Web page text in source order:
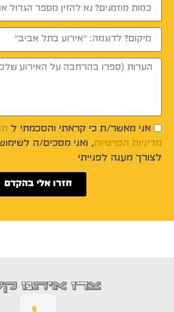
אני מאשר/ת כי קראתי והסכמתי ל
מדיניות הפרטיות, ואני מסכים/ה
לצורך מענה לפנייתי
חזרו אלי בהקדם
צרו איתנו